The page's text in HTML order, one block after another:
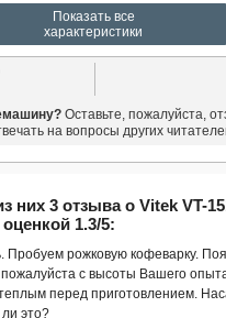
Показать все
характеристики
Оставьте, пожалуйста,
на вопросы других
них 3 отзыва о Vitek VT-
1.3/5:
Пробуем рожковую кофеварку.
с высоты Вашего
перед приготовлением.
это?